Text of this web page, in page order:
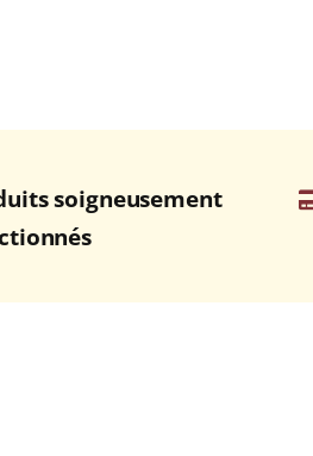
soigneusement